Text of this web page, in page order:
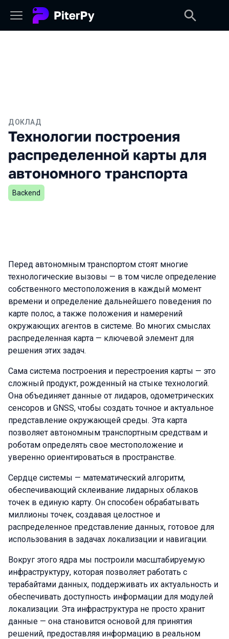
ДОКЛАД
Технологии построения
распределенной карты для
автономного транспорта
Backend
Перед автономным транспортом стоят многие
технологические вызовы — в том числе определение
собственного местоположения в каждый момент
времени и определение дальнейшего поведения по
карте полос, а также положения и намерений
окружающих агентов в системе. Во многих смыслах
распределенная карта — ключевой элемент для
решения этих задач.
Сама система построения и перестроения карты — это
сложный продукт, рожденный на стыке технологий.
Она объединяет данные от лидаров, одометрических
сенсоров и GNSS, чтобы создать точное и актуальное
представление окружающей среды. Эта карта
позволяет автономным транспортным средствам и
роботам определять свое местоположение и
уверенно ориентироваться в пространстве.
Сердце системы — математический алгоритм,
обеспечивающий склеивание лидарных облаков
точек в единую карту. Он способен обрабатывать
миллионы точек, создавая целостное и
распределенное представление данных, готовое для
использования в задачах локализации и навигации.
Вокруг этого ядра мы построили масштабируемую
инфраструктуру, которая позволяет работать с
терабайтами данных, поддерживать их актуальность и
обеспечивать доступность информации для модулей
локализации. Эта инфраструктура не просто хранит
данные — она становится основой для принятия
решений, предоставляя информацию в реальном